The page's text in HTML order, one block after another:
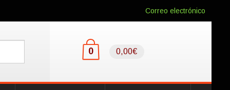
Correo electrónico
0 0,00€